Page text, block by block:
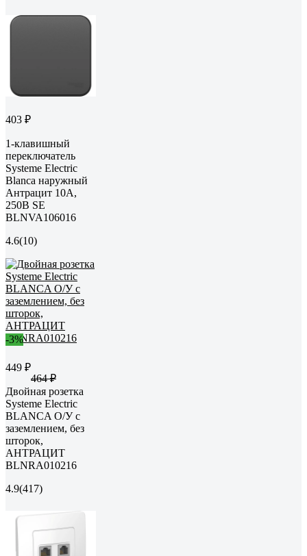
403 ₽
1-клавишный
переключатель
Systeme Electric
Blanca наружный
Антрацит 10А,
250B SE
BLNVA106016
4.6(10)
-3%
449 ₽
464 ₽
Двойная розетка
Systeme Electric
BLANCA О/У с
заземлением, без
шторок,
АНТРАЦИТ
BLNRA010216
4.9(417)